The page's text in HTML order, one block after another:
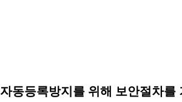
자동등록방지를 위해 보안절차를